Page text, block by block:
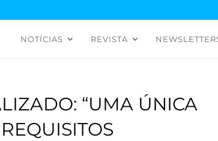
NOTÍCIAS REVISTA
“UMA ÚNICA